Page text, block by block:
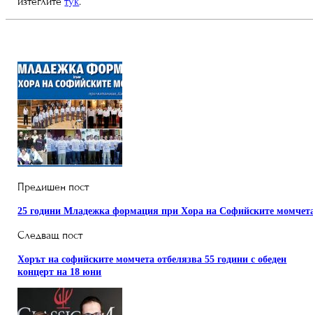
Предишен пост
25 години Младежка формация при Хора на Софийските
Следващ пост
Хорът на софийските момчета отбелязва 55 години с обеден
концерт на 18 юни